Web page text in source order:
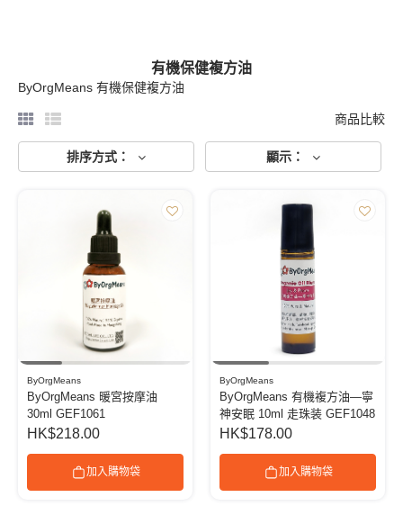
有機保健複方油
ByOrgMeans 有機保健複方油
商品比較
排序方式： 顯示：
ByOrgMeans
ByOrgMeans 暖宮按摩油
30ml GEF1061
HK$218.00
加入購物袋
ByOrgMeans
ByOrgMeans 有機複方油—寧
神安眠 10ml 走珠装 GEF1048
HK$178.00
加入購物袋